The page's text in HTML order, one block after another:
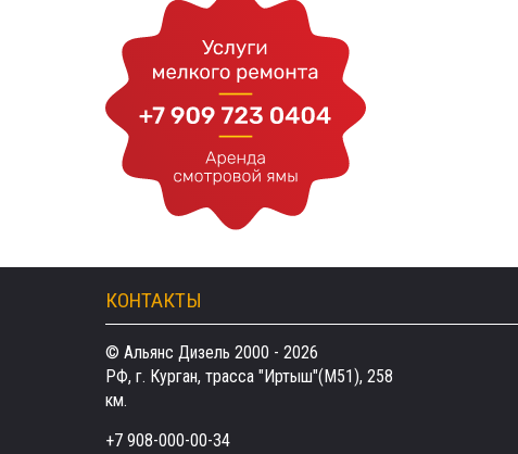
КОНТАКТЫ
© Альянс Дизель 2000 - 2026
РФ, г. Курган, трасса "Иртыш"(М51), 258
км.
+7 908-000-00-34